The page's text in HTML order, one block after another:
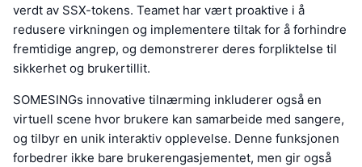
verdt av SSX-tokens. Teamet har vært proaktive i å
redusere virkningen og implementere tiltak for å forhindre
fremtidige angrep, og demonstrerer deres forpliktelse til
sikkerhet og brukertillit.
SOMESINGs innovative tilnærming inkluderer også en
virtuell scene hvor brukere kan samarbeide med sangere,
og tilbyr en unik interaktiv opplevelse. Denne funksjonen
forbedrer ikke bare brukerengasjementet, men gir også